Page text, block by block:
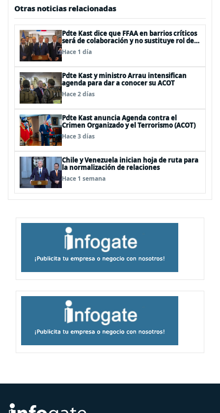
Otras noticias relacionadas
Pdte Kast dice que FFAA en barrios críticos
será de colaboración y no sustituye rol de
policías en control del orden público
Hace 1 día
Pdte Kast y ministro Arrau intensifican
agenda para dar a conocer su ACOT
Hace 2 días
Pdte Kast anuncia Agenda contra el
Crimen Organizado y el Terrorismo (ACOT)
Hace 3 días
Chile y Venezuela inician hoja de ruta para
la normalización de relaciones
Hace 1 semana